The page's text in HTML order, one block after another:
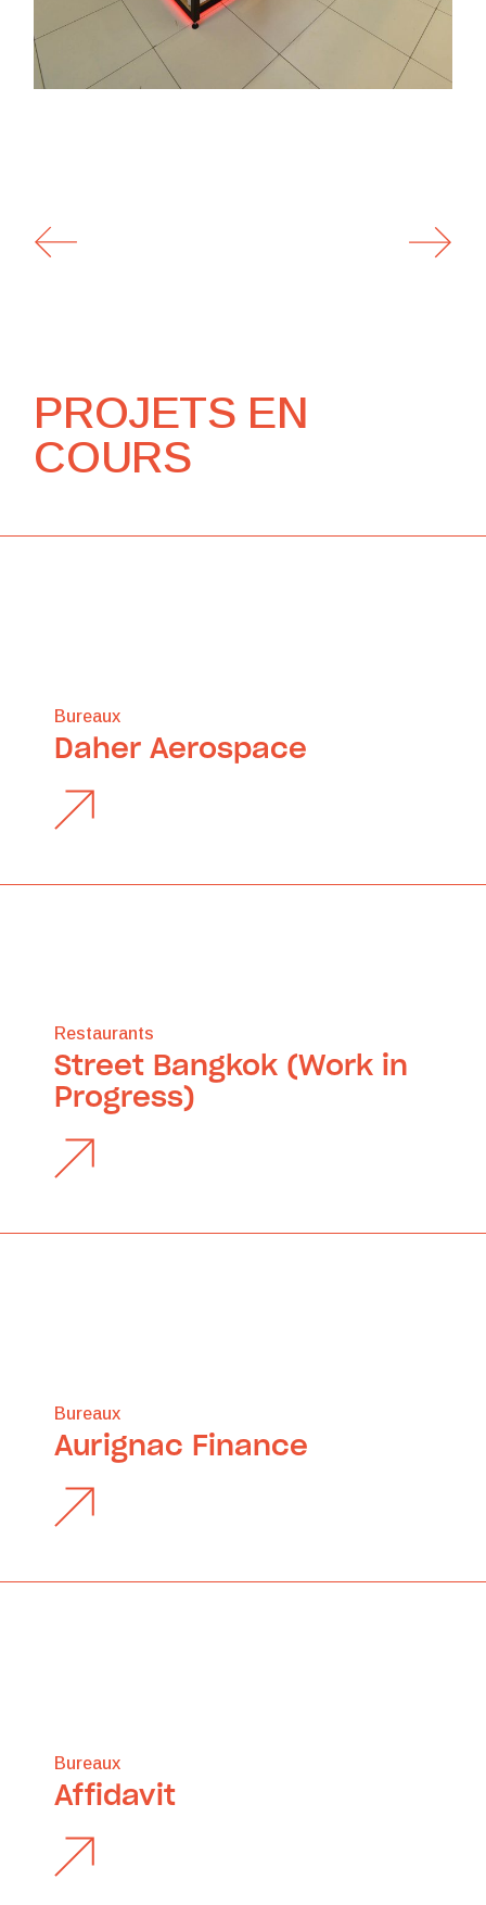
PROJETS EN
COURS
Bureaux
Daher Aerospace
Restaurants
Street Bangkok (Work in
Progress)
Bureaux
Aurignac Finance
Bureaux
Affidavit